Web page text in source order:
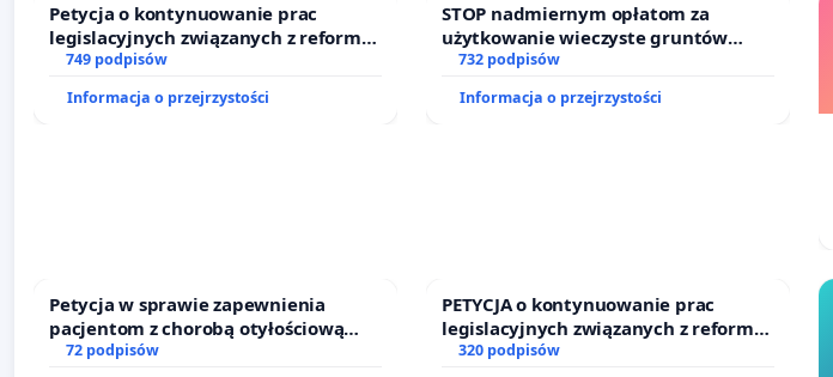
Petycja o kontynuowanie prac
legislacyjnych związanych z reformą
prawa rodzinnego
749 podpisów
Informacja o przejrzystości
STOP nadmiernym opłatom za
użytkowanie wieczyste gruntów
zajmowanych przez rodzinne ogrody
działkowe.
732 podpisów
Informacja o przejrzystości
Petycja w sprawie zapewnienia
pacjentom z chorobą otyłościową
dostępu do kompleksowego leczenia
72 podpisów
PETYCJA o kontynuowanie prac
legislacyjnych związanych z reformą
prawa rodzinnego
320 podpisów